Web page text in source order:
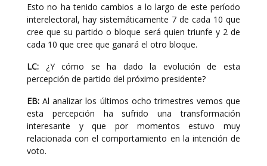
Esto no ha tenido cambios a lo largo de este período
interelectoral, hay sistemáticamente 7 de cada 10 que
cree que su partido o bloque será quien triunfe y 2 de
cada 10 que cree que ganará el otro bloque.
LC: ¿Y cómo se ha dado la evolución de esta
percepción de partido del próximo presidente?
EB: Al analizar los últimos ocho trimestres vemos que
esta percepción ha sufrido una transformación
interesante y que por momentos estuvo muy
relacionada con el comportamiento en la intención de
voto.